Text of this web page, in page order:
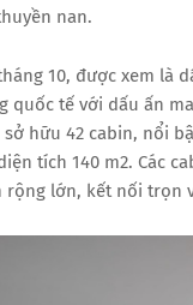
nan.
10, được xem là
quốc tế với dấu ấn
hữu 42 cabin, nổi
tích 140 m2. Các
rộng lớn, kết nối trọn